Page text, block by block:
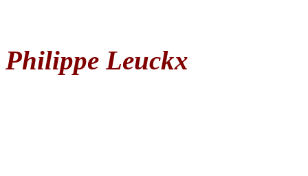
Philippe Leuckx